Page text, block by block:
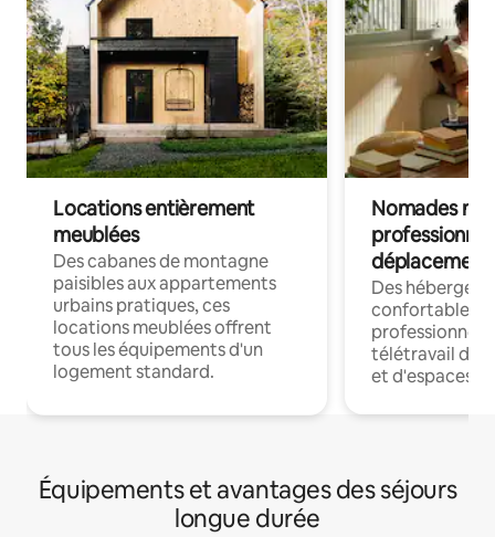
Locations entièrement
meublées
Des cabanes de montagne
paisibles aux appartements
urbains pratiques, ces
locations meublées offrent
tous les équipements d'un
logement standard.
Nomades
déplacement
Des
confortables
professionnels
télétravail
et d'espaces
Équipements et avantages des séjours
longue durée